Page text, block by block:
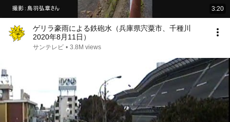
3:20
ゲリラ豪雨による鉄砲水（兵庫県宍粟市、千種川
2020年8月11日）
サンテレビ • 3.8M views